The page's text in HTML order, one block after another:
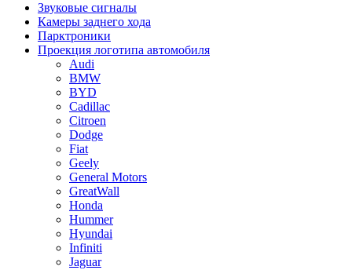
Звуковые сигналы
Камеры заднего хода
Парктроники
Проекция логотипа автомобиля
Audi
BMW
BYD
Cadillac
Citroen
Dodge
Fiat
Geely
General Motors
GreatWall
Honda
Hummer
Hyundai
Infiniti
Jaguar